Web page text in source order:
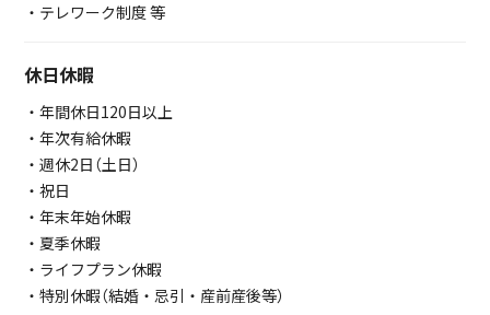
・テレワーク制度 等
休日休暇
・年間休日120日以上
・年次有給休暇
・週休2日（土日）
・祝日
・年末年始休暇
・夏季休暇
・ライフプラン休暇
・特別休暇（結婚・忌引・産前産後等）